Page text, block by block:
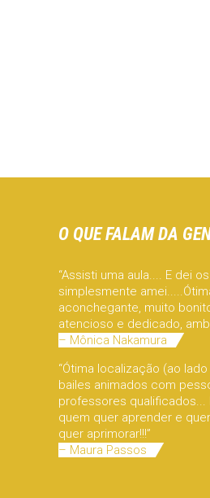
O QUE FALAM DA
“Assisti uma aula.... E dei
simplesmente
aconchegante, muito
atencioso e dedicado,
– Mônica Nakamura
“Ótima localização (ao
bailes animados com
professores qualificados...
quem quer aprender e
quer aprimorar!!!”
– Maura Passos